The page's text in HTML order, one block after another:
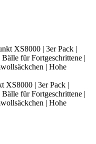
XS8000 | 3er Pack |
für Fortgeschrittene |
| Hohe